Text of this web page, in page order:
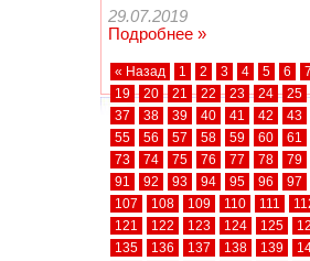
29.07.2019
Подробнее »
« Назад 1 2 3 4 5 6
19
20 21 22 23 24
25
37
38 39 40 41 42
43
55
56 57 58 59 60
61
73
74 75 76 77 78
79
91
92 93 94 95 96
97
107
108 109 110 111
121
122 123 124 125
135
136 137 138 139